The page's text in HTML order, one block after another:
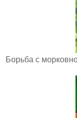
Борьба с